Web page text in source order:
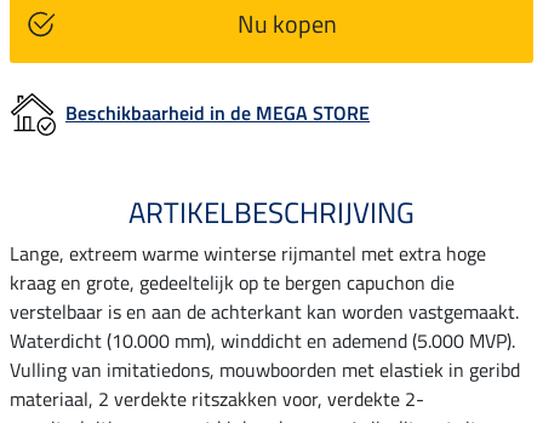
Nu kopen
Beschikbaarheid in de MEGA STORE
ARTIKELBESCHRIJVING
Lange, extreem warme winterse rijmantel met extra hoge
kraag en grote, gedeeltelijk op te bergen capuchon die
verstelbaar is en aan de achterkant kan worden vastgemaakt.
Waterdicht (10.000 mm), winddicht en ademend (5.000 MVP).
Vulling van imitatiedons, mouwboorden met elastiek in geribd
materiaal, 2 verdekte ritszakken voor, verdekte 2-